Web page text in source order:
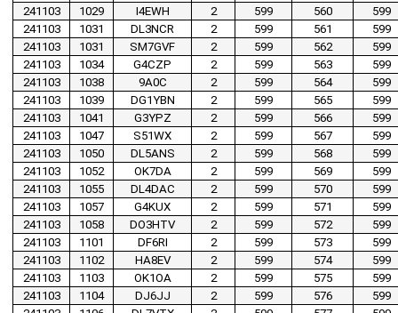
241103
1029 I4EWH 2 599 560
599
241103
1031 DL3NCR 2 599 561
599
241103
1031 SM7GVF 2 599 562
599
241103
1034 G4CZP 2 599 563
599
241103
1038 9A0C 2 599 564
599
241103
1039 DG1YBN 2 599 565
599
241103
1041 G3YPZ 2 599 566
599
241103
1047 S51WX 2 599 567
599
241103
1050 DL5ANS 2 599 568
599
241103
1052 OK7DA 2 599 569
599
241103
1055 DL4DAC 2 599 570
599
241103
1057 G4KUX 2 599 571
599
241103
1058 DO3HTV 2 599 572
599
241103
1101 DF6RI 2 599 573
599
241103
1102 HA8EV 2 599 574
599
241103
1103 OK1OA 2 599 575
599
241103
1104 DJ6JJ 2 599 576
599